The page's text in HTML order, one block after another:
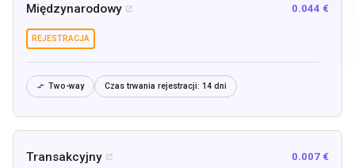
Międzynarodowy  0.044 €
REJESTRACJA
 Two-way Czas trwania rejestracji: 14 dni
Transakcyjny  0.007 €